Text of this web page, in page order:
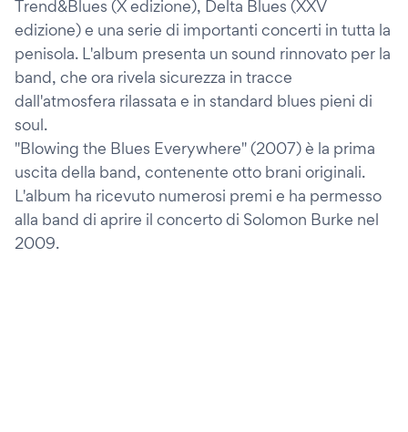
Trend&Blues (X edizione), Delta Blues (XXV
edizione) e una serie di importanti concerti in tutta la
penisola. L'album presenta un sound rinnovato per la
band, che ora rivela sicurezza in tracce
dall'atmosfera rilassata e in standard blues pieni di
soul.
"Blowing the Blues Everywhere" (2007) è la prima
uscita della band, contenente otto brani originali.
L'album ha ricevuto numerosi premi e ha permesso
alla band di aprire il concerto di Solomon Burke nel
2009.